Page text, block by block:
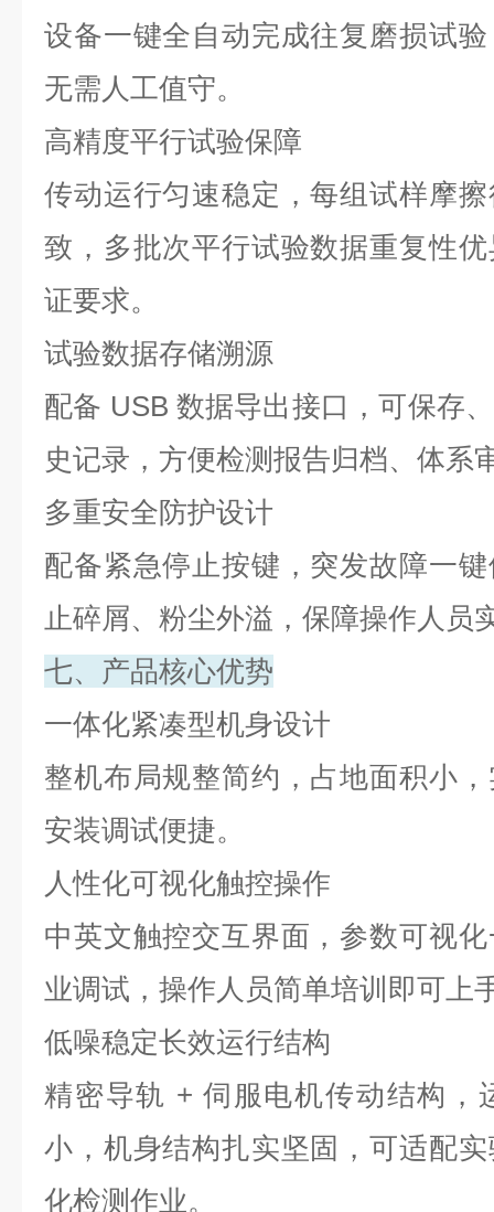
设备一键全自动完成往复磨损试
无需人工值守。
高精度平行试验保障
传动运行匀速稳定，每组试样摩
致，多批次平行试验数据重复性
证要求。
试验数据存储溯源
配备 USB 数据导出接口，可保存
史记录，方便检测报告归档、体系
多重安全防护设计
配备紧急停止按键，突发故障一
止碎屑、粉尘外溢，保障操作人员
七、产品核心优势
一体化紧凑型机身设计
整机布局规整简约，占地面积小
安装调试便捷。
人性化可视化触控操作
中英文触控交互界面，参数可视
业调试，操作人员简单培训即可上
低噪稳定长效运行结构
精密导轨 + 伺服电机传动结构，
小，机身结构扎实坚固，可适配
化检测作业。